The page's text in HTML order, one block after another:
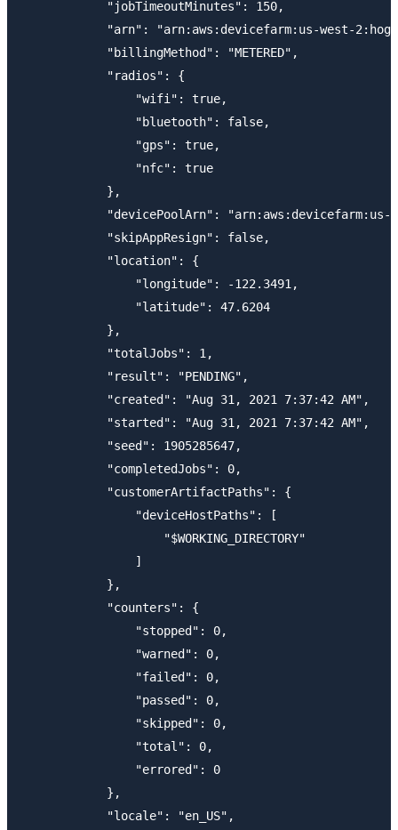
            "jobTimeoutMinutes": 150,
"arn": "arn:aws:devicefarm:us-west-
            "billingMethod": "METERED",
            "radios": {
                "wifi": true,
                "bluetooth": false,
                "gps": true,
                "nfc": true
            },
"devicePoolArn":
            "skipAppResign": false,
            "location": {
                "longitude": -122.3491,
                "latitude": 47.6204
            },
            "totalJobs": 1,
            "result": "PENDING",
            "created": "Aug 31, 2021 7:37:42 AM",
            "started": "Aug 31, 2021 7:37:42 AM",
            "seed": 1905285647,
            "completedJobs": 0,
            "customerArtifactPaths": {
                "deviceHostPaths": [
                    "$WORKING_DIRECTORY"
                ]
            },
            "counters": {
                "stopped": 0,
                "warned": 0,
                "failed": 0,
                "passed": 0,
                "skipped": 0,
                "total": 0,
                "errored": 0
            },
            "locale": "en_US",